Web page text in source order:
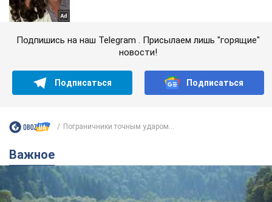
Подпишись на наш Telegram . Присылаем лишь "горящие"
новости!
Подписаться Подписаться
Пограничники точным ударом...
Важное